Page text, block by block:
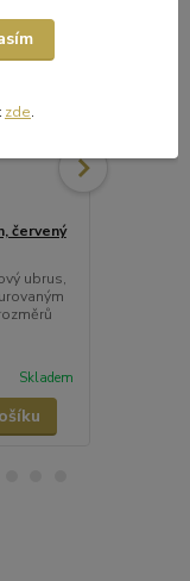
červený
ubrus,
Skladem
zde.